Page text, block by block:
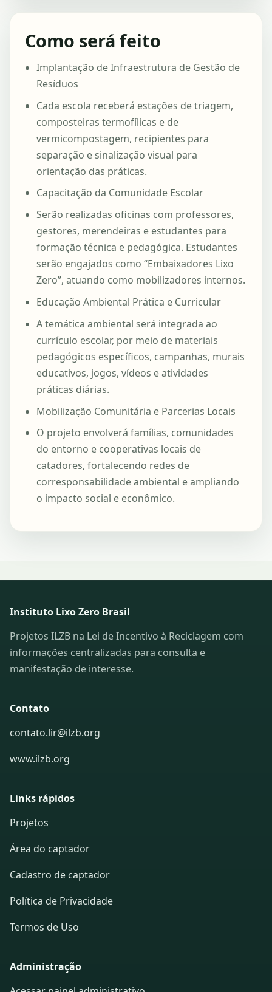
Como será feito
Implantação de Infraestrutura de Gestão de
Resíduos
Cada escola receberá estações de triagem,
composteiras termofílicas e de
vermicompostagem, recipientes para
separação e sinalização visual para
orientação das práticas.
Capacitação da Comunidade Escolar
Serão realizadas oficinas com professores,
gestores, merendeiras e estudantes para
formação técnica e pedagógica. Estudantes
serão engajados como “Embaixadores Lixo
Zero”, atuando como mobilizadores internos.
Educação Ambiental Prática e Curricular
A temática ambiental será integrada ao
currículo escolar, por meio de materiais
pedagógicos específicos, campanhas, murais
educativos, jogos, vídeos e atividades
práticas diárias.
Mobilização Comunitária e Parcerias Locais
O projeto envolverá famílias, comunidades
do entorno e cooperativas locais de
catadores, fortalecendo redes de
corresponsabilidade ambiental e ampliando
o impacto social e econômico.
Instituto Lixo Zero Brasil
Projetos ILZB na Lei de Incentivo à Reciclagem com
informações centralizadas para consulta e
manifestação de interesse.
Contato
contato.lir@ilzb.org
www.ilzb.org
Links rápidos
Projetos
Área do captador
Cadastro de captador
Política de Privacidade
Termos de Uso
Administração